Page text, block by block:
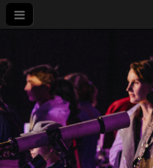
Nuit
européenne
des
chercheurs
à Dijon